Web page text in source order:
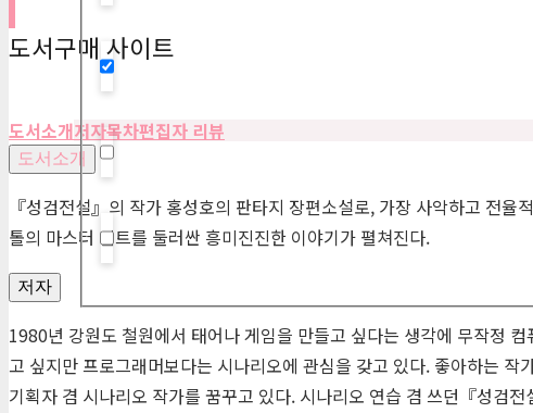
도서구매 사이트
도서소개저자목차편집자 리뷰
도서소개
『성검전설』의 작가 홍성호의 판타지 장편소설로, 가장 사악하고 전
톨의 마스터 린트를 둘러싼 흥미진진한 이야기가 펼쳐진다.
저자
1980년 강원도 철원에서 태어나 게임을 만들고 싶다는 생각에 무작정
고 싶지만 프로그래머보다는 시나리오에 관심을 갖고 있다. 좋아하는 작
기획자 겸 시나리오 작가를 꿈꾸고 있다. 시나리오 연습 겸 쓰던『성검